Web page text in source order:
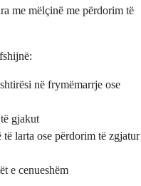
me mëlçinë me përdorim të
në frymëmarrje ose
gjakut
larta ose përdorim të zgjatur
e cenueshëm